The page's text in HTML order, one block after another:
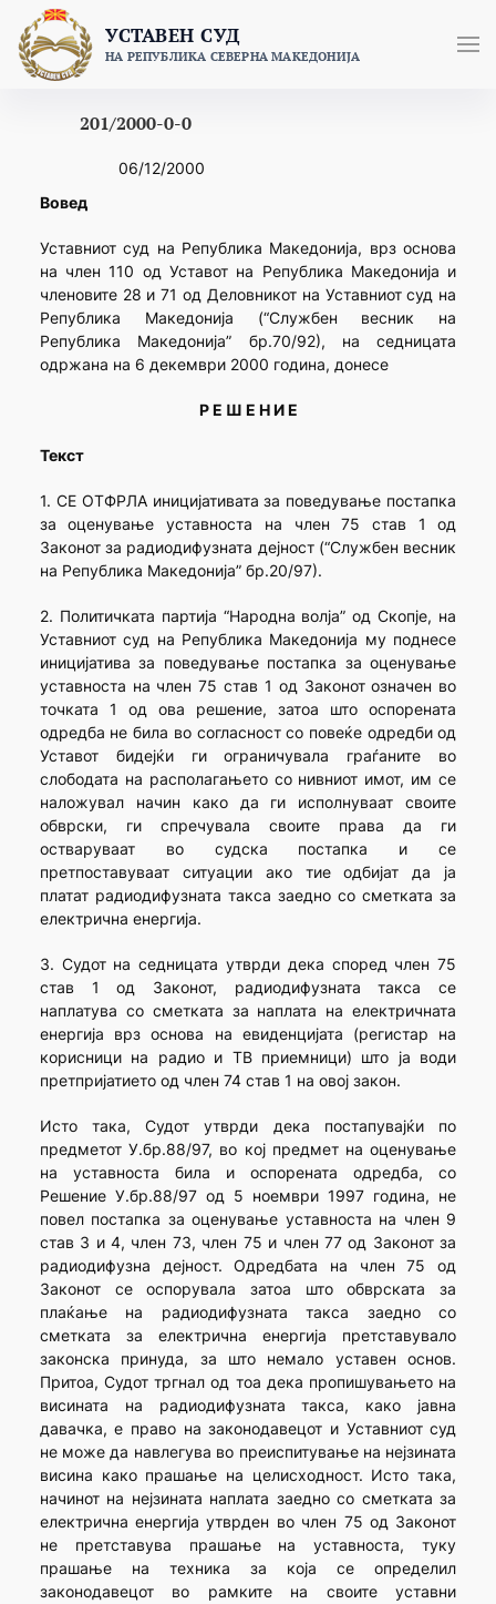
content
УСТАВЕН СУД
НА РЕПУБЛИКА СЕВЕРНА МАКЕДОНИЈА
201/2000-0-0
06/12/2000
Вовед
Уставниот суд на Република Македонија, врз основа
на член 110 од Уставот на Република Македонија и
членовите 28 и 71 од Деловникот на Уставниот суд на
Република Македонија (“Службен весник на
Република Македонија” бр.70/92), на седницата
одржана на 6 декември 2000 година, донесе
Р Е Ш Е Н И Е
Текст
1. СЕ ОТФРЛА иницијативата за поведување постапка
за оценување уставноста на член 75 став 1 од
Законот за радиодифузната дејност (“Службен весник
на Република Македонија” бр.20/97).
2. Политичката партија “Народна волја” од Скопје, на
Уставниот суд на Република Македонија му поднесе
иницијатива за поведување постапка за оценување
уставноста на член 75 став 1 од Законот означен во
точката 1 од ова решение, затоа што оспорената
одредба не била во согласност со повеќе одредби од
Уставот бидејќи ги ограничувала граѓаните во
слободата на располагањето со нивниот имот, им се
наложувал начин како да ги исполнуваат своите
обврски, ги спречувала своите права да ги
остваруваат во судска постапка и се
претпоставуваат ситуации ако тие одбијат да ја
платат радиодифузната такса заедно со сметката за
електрична енергија.
3. Судот на седницата утврди дека според член 75
став 1 од Законот, радиодифузната такса се
наплатува со сметката за наплата на електричната
енергија врз основа на евиденцијата (регистар на
корисници на радио и ТВ приемници) што ја води
претпријатието од член 74 став 1 на овој закон.
Исто така, Судот утврди дека постапувајќи по
предметот У.бр.88/97, во кој предмет на оценување
на уставноста била и оспорената одредба, со
Решение У.бр.88/97 од 5 ноември 1997 година, не
повел постапка за оценување уставноста на член 9
став 3 и 4, член 73, член 75 и член 77 од Законот за
радиодифузна дејност. Одредбата на член 75 од
Законот се оспорувала затоа што обврската за
плаќање на радиодифузната такса заедно со
сметката за електрична енергија претставувало
законска принуда, за што немало уставен основ.
Притоа, Судот тргнал од тоа дека пропишувањето на
висината на радиодифузната такса, како јавна
давачка, е право на законодавецот и Уставниот суд
не може да навлегува во преиспитување на нејзината
висина како прашање на целисходност. Исто така,
начинот на нејзината наплата заедно со сметката за
електрична енергија утврден во член 75 од Законот
не претставува прашање на уставноста, туку
прашање на техника за која се определил
законодавецот во рамките на своите уставни